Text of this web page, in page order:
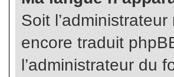
Soit
encore traduit
l’administrateur du